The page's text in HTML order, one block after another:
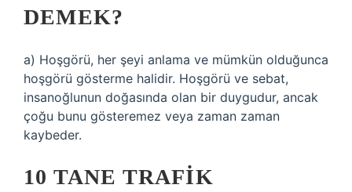
DEMEK?
a) Hoşgörü, her şeyi anlama ve mümkün olduğunca
hoşgörü gösterme halidir. Hoşgörü ve sebat,
insanoğlunun doğasında olan bir duygudur, ancak
çoğu bunu gösteremez veya zaman zaman
kaybeder.
10 TANE TRAFIK